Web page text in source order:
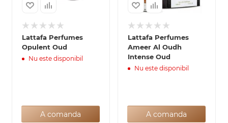
Lattafa Perfumes
Opulent Oud
Nu este disponibil
A comanda
Lattafa Perfumes
Ameer Al Oudh
Intense Oud
Nu este disponibil
A comanda